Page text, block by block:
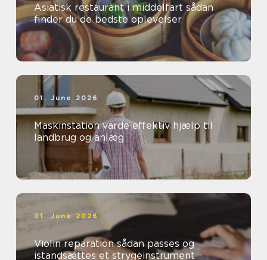
Asiatisk restaurant i middelfart sådan
finder du de bedste oplevelser
01. June 2026
Maskinstation varde effektiv hjælp til
landbrug og anlæg
01. June 2026
Violin reparation sådan passes og
istandsættes et strygeinstrument